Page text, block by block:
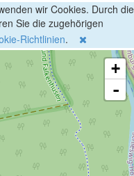
wir Cookies. Durch die
Sie die zugehörigen
Richtlinien.
+
-